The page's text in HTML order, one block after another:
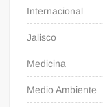
Internacional
Jalisco
Medicina
Medio Ambiente